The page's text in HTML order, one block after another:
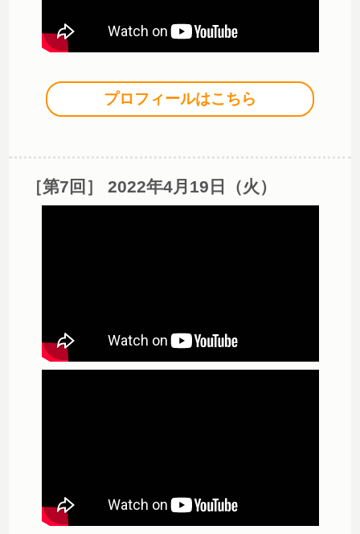
プロフィールはこちら
［第7回］ 2022年4月19日（火）